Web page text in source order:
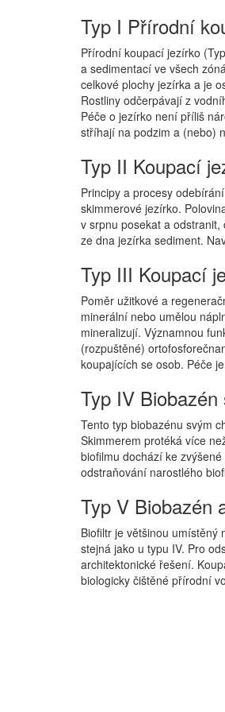
Typ I Přírodní
Přírodní koupací jezírko
a sedimentací ve všech
celkové plochy jezírka a je
Rostliny odčerpávají z
Péče o jezírko není příliš
stříhají na podzim a (nebo)
Typ II Koupací
Principy a procesy
skimmerové jezírko.
v srpnu posekat a
ze dna jezírka sediment.
Typ III Koupací
Poměr užitkové a
minerální nebo umělou
mineralizují. Významnou
(rozpuštěné)
koupajících se osob. Péče
Typ IV
Tento typ biobazénu svým
Skimmerem protéká více
biofilmu dochází ke
odstraňování narostlého
Typ V Biobazén
Biofiltr je většinou umístěný
stejná jako u typu IV. Pro
architektonické řešení.
biologicky čištěné přírodní